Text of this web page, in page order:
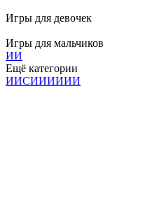
Игры для девочек
Игры для мальчиков
ИИ
Ещё категории
ИИСИИИИИИ